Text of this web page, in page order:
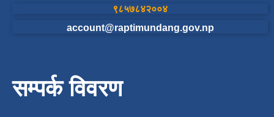
९८५७८४२००४
account@raptimundang.gov.np
सम्पर्क विवरण